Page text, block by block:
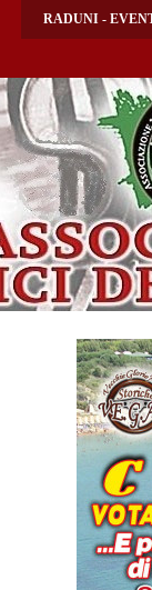
RADUNI -